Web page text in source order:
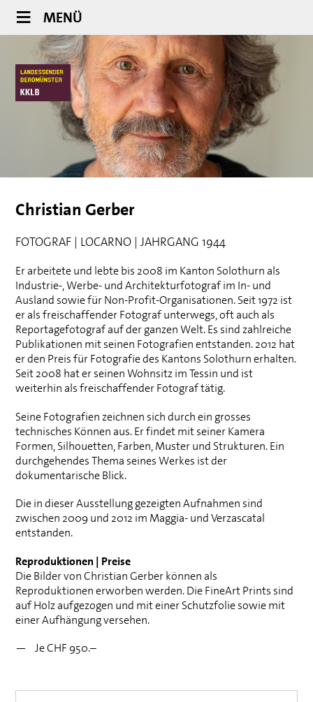
MENÜ
Christian Gerber
FOTOGRAF | LOCARNO | JAHRGANG 1944
Er arbeitete und lebte bis 2008 im Kanton Solothurn als
Industrie-, Werbe- und Architekturfotograf im In- und
Ausland sowie für Non-Profit-Organisationen. Seit 1972 ist
er als freischaffender Fotograf unterwegs, oft auch als
Reportagefotograf auf der ganzen Welt. Es sind zahlreiche
Publikationen mit seinen Fotografien entstanden. 2012 hat
er den Preis für Fotografie des Kantons Solothurn erhalten.
Seit 2008 hat er seinen Wohnsitz im Tessin und ist
weiterhin als freischaffender Fotograf tätig.
Seine Fotografien zeichnen sich durch ein grosses
technisches Können aus. Er findet mit seiner Kamera
Formen, Silhouetten, Farben, Muster und Strukturen. Ein
durchgehendes Thema seines Werkes ist der
dokumentarische Blick.
Die in dieser Ausstellung gezeigten Aufnahmen sind
zwischen 2009 und 2012 im Maggia- und Verzascatal
entstanden.
Reproduktionen | Preise
Die Bilder von Christian Gerber können als
Reproduktionen erworben werden. Die FineArt Prints sind
auf Holz aufgezogen und mit einer Schutzfolie sowie mit
einer Aufhängung versehen.
JeCHF 950.–